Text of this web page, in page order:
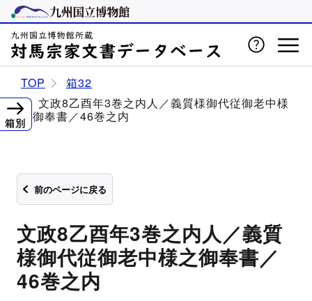
TOP
箱32
文政8乙酉年3巻之内人／義質様御代従御老中様
之御奉書／46巻之内
前のページに戻る
文政8乙酉年3巻之内人／義質
様御代従御老中様之御奉書／
46巻之内
箱別